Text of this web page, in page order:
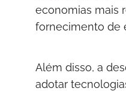
economias mais
fornecimento de
Além disso, a
adotar